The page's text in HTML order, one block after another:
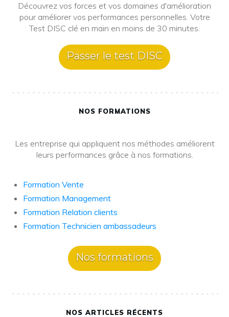
Découvrez vos forces et vos domaines d'amélioration
pour améliorer vos performances personnelles. Votre
Test DISC clé en main en moins de 30 minutes.
Passer le test DISC
NOS FORMATIONS
Les entreprise qui appliquent nos méthodes améliorent
leurs performances grâce à nos formations.
Formation Vente
Formation Management
Formation Relation clients
Formation Technicien ambassadeurs
Nos formations
NOS ARTICLES RÉCENTS